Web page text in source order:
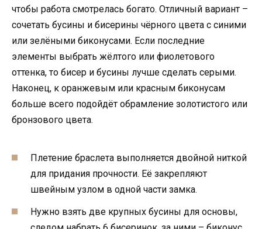
чтобы работа смотрелась богато. Отличный вариант –
сочетать бусины и бисерины чёрного цвета с синими
или зелёными биконусами. Если последние
элементы выбрать жёлтого или фиолетового
оттенка, то бисер и бусины лучше сделать серыми.
Наконец, к оранжевым или красным биконусам
больше всего подойдёт обрамление золотистого или
бронзового цвета.
Плетение браслета выполняется двойной ниткой
для придания прочности. Её закрепляют
швейным узлом в одной части замка.
Нужно взять две крупных бусины для основы,